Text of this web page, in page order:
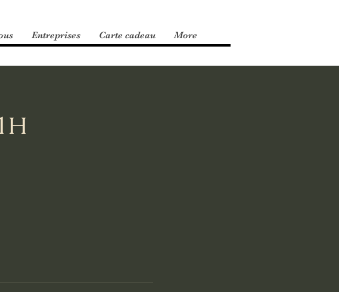
Entreprises Carte cadeau More